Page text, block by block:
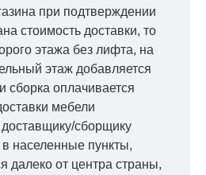
при подтверждении
стоимость доставки, то
этажа без лифта, на
этаж добавляется
сборка оплачивается
мебели
сборщику
населенные пункты,
далеко от центра страны,